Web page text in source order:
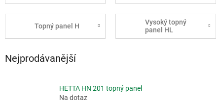
Topný panel H
Vysoký topný
panel HL
Nejprodávanější
HETTA HN 201 topný panel
Na dotaz